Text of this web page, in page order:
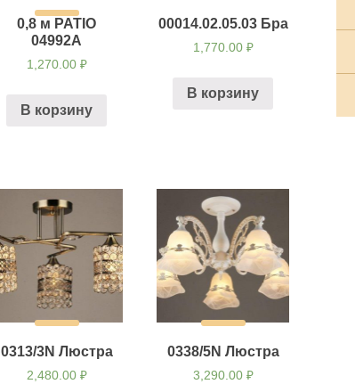
0,8 м PATIO
04992A
1,270.00 ₽
В корзину
00014.02.05.03 Бра
1,770.00 ₽
В корзину
0313/3N Люстра
2,480.00 ₽
0338/5N Люстра
3,290.00 ₽